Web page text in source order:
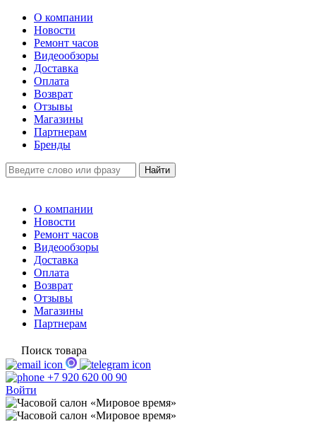
О компании
Новости
Ремонт часов
Видеообзоры
Доставка
Оплата
Возврат
Отзывы
Магазины
Партнерам
Бренды
О компании
Новости
Ремонт часов
Видеообзоры
Доставка
Оплата
Возврат
Отзывы
Магазины
Партнерам
Поиск товара
+7 920 620 00 90
Войти